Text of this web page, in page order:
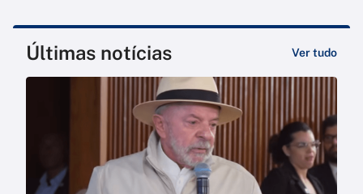
Últimas notícias Ver tudo